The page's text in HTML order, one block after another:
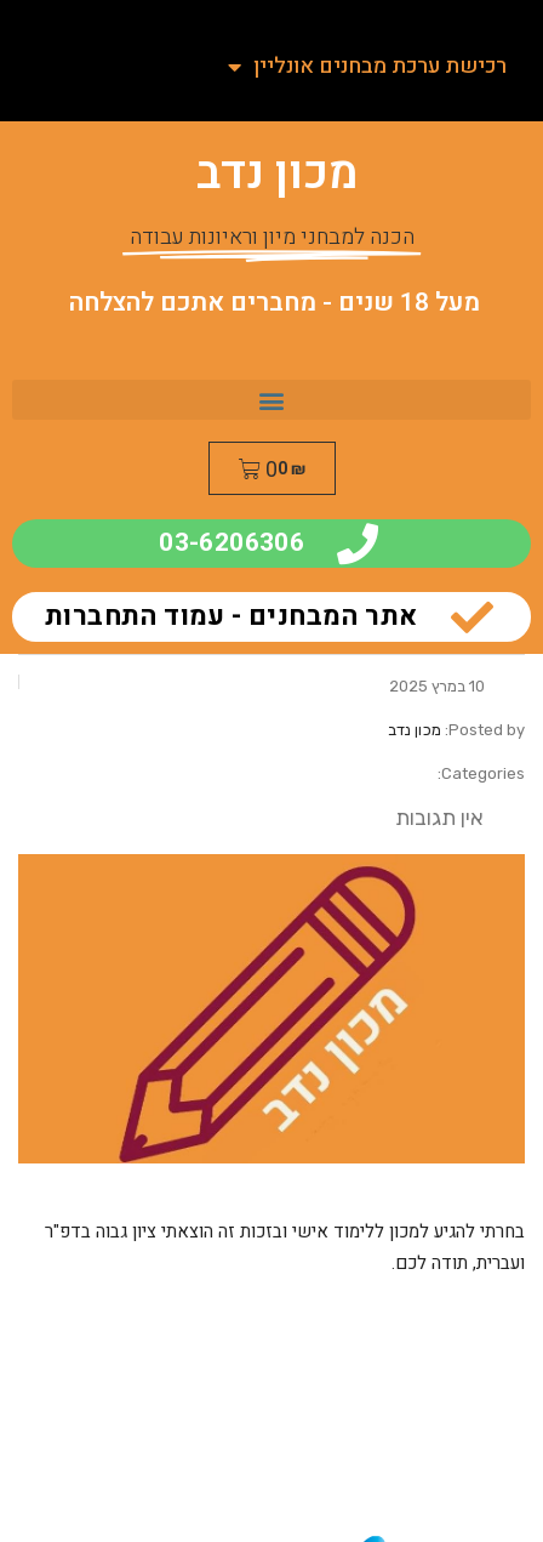
רכישת ערכת מבחנים אונליין
מכון נדב
הכנה למבחני מיון וראיונות עבודה
מעל 18 שנים - מחברים אתכם להצלחה
0₪
0
03-6206306
אתר המבחנים - עמוד התחברות
Posted by: מכון נדב
Categories:
אין תגובות
בחרתי להגיע למכון ללימוד אישי ובזכות זה הוצאתי ציון גבוה בדפ"ר
ועברית, תודה לכם.